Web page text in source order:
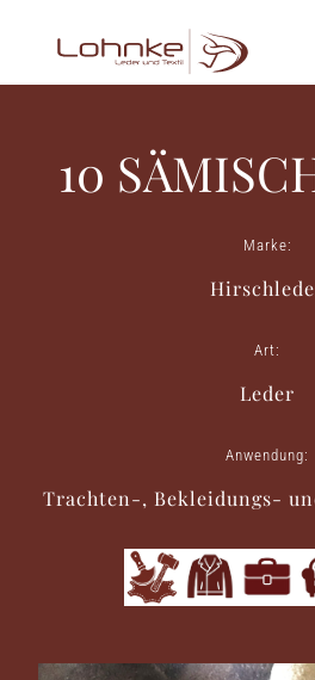
10
Marke:
Art:
Leder
Anwendung:
Trachten-, Bekleidungs-